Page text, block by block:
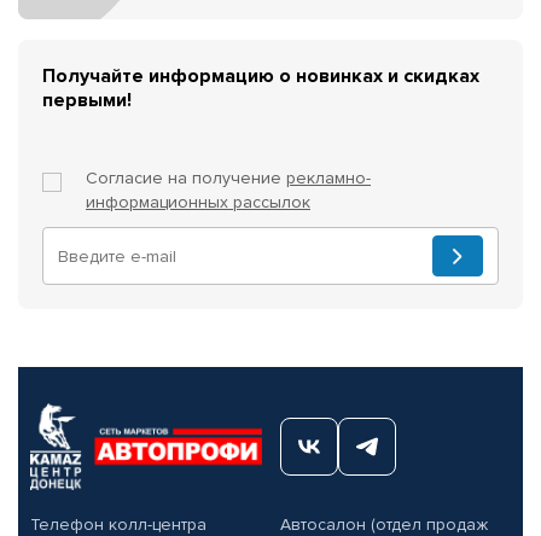
Получайте информацию о новинках и скидках
первыми!
Согласие на получение рекламно-
информационных рассылок
Телефон колл-центра
Автосалон (отдел продаж